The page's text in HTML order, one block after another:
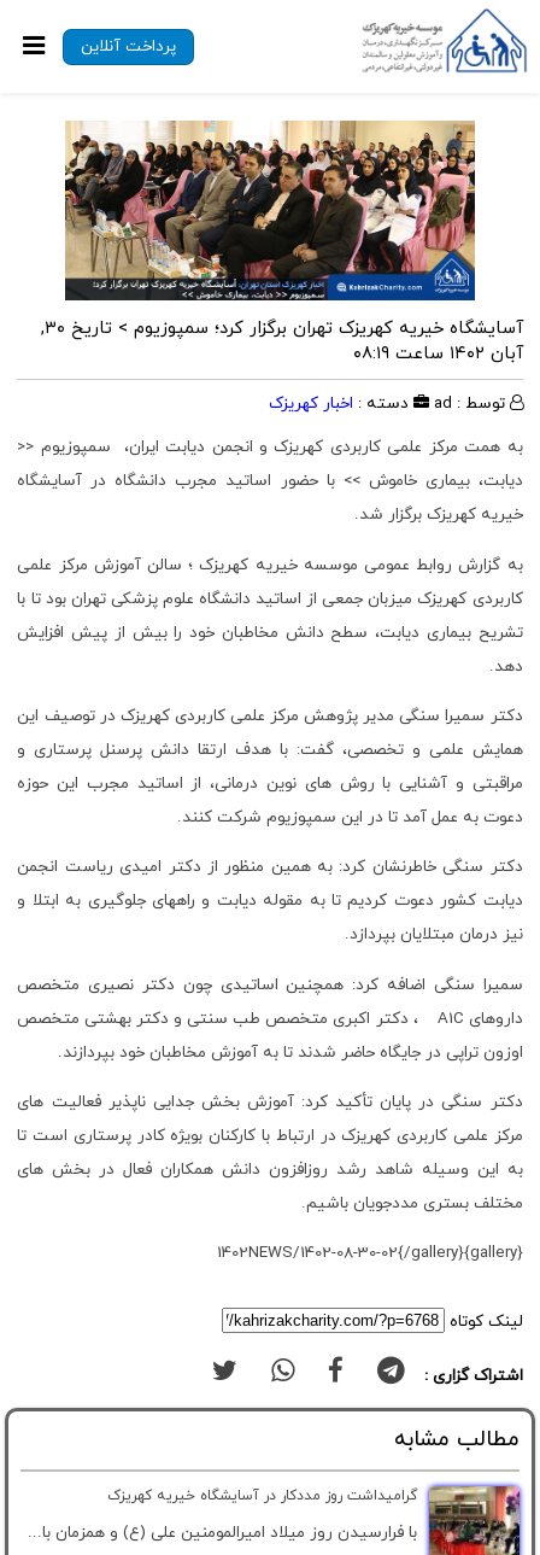
پرداخت آنلاین
آسایشگاه خیریه کهریزک تهران برگزار کرد؛ سمپوزیوم >
تاریخ ۳۰,
آبان ۱۴۰۲ ساعت ۰۸:۱۹
توسط : ad دسته : اخبار کهریزک
به همت مرکز علمی کاربردی کهریزک و انجمن دیابت ایران، سمپوزیوم <<
دیابت، بیماری خاموش >> با حضور اساتید مجرب دانشگاه در آسایشگاه
خیریه کهریزک برگزار شد.
به گزارش روابط عمومی موسسه خیریه کهریزک ؛ سالن آموزش مرکز علمی
کاربردی کهریزک میزبان جمعی از اساتید دانشگاه علوم پزشکی تهران بود تا با
تشریح بیماری دیابت، سطح دانش مخاطبان خود را بیش از پیش افزایش
دهد.
دکتر سمیرا سنگی مدیر پژوهش مرکز علمی کاربردی کهریزک در توصیف این
همایش علمی و تخصصی، گفت: با هدف ارتقا دانش پرسنل پرستاری و
مراقبتی و آشنایی با روش های نوین درمانی، از اساتید مجرب این حوزه
دعوت به عمل آمد تا در این سمپوزیوم شرکت کنند.
دکتر سنگی خاطرنشان کرد: به همین منظور از دکتر امیدی ریاست انجمن
دیابت کشور دعوت کردیم تا به مقوله دیابت و راههای جلوگیری به ابتلا و
نیز درمان مبتلایان بپردازد.
سمیرا سنگی اضافه کرد: همچنین اساتیدی چون دکتر نصیری متخصص
داروهای A1C ، دکتر اکبری متخصص طب سنتی و دکتر بهشتی متخصص
اوزون تراپی در جایگاه حاضر شدند تا به آموزش مخاطبان خود بپردازند.
دکتر سنگی در پایان تأکید کرد: آموزش بخش جدایی ناپذیر فعالیت های
مرکز علمی کاربردی کهریزک در ارتباط با کارکنان بویژه کادر پرستاری است تا
به این وسیله شاهد رشد روزافزون دانش همکاران فعال در بخش های
مختلف بستری مددجویان باشیم.
{gallery}1402NEWS/1402-08-30-02{/gallery}
لینک کوتاه
اشتراک گزاری :
مطالب مشابه
گرامیداشت روز مددکار در آسایشگاه خیریه کهریزک
با فرارسیدن روز میلاد امیرالمومنین علی (ع) و همزمان با...